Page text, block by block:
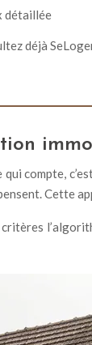
détaillée
déjà
compte,
Cette